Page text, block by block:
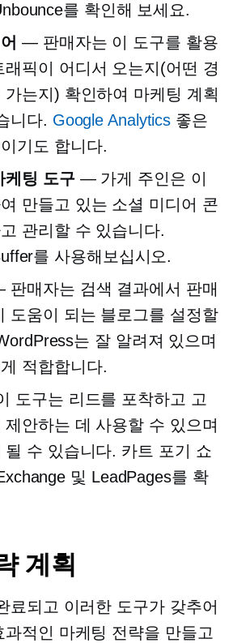
를 확인해 보세요.
— 판매자는 이 도구를 활용
픽이 어디서 오는지(어떤 경
가는지) 확인하여 마케팅 계획
니다. Google Analytics 좋은
기도 합니다.
케팅 도구— 가게 주인은 이
만들고 있는 소셜 미디어 콘
관리할 수 있습니다.
를 사용해보십시오.
매자는 검색 결과에서 판매
도움이 되는 블로그를 설정할
는 잘 알려져 있으며
적합합니다.
도구는 리드를 포착하고 고
제안하는 데 사용할 수 있으며
될 수 있습니다. 카트 포기
쇼
및 LeadPages를 확
계획
료되고 이러한 도구가 갖추어
적인 마케팅 전략을 만들고